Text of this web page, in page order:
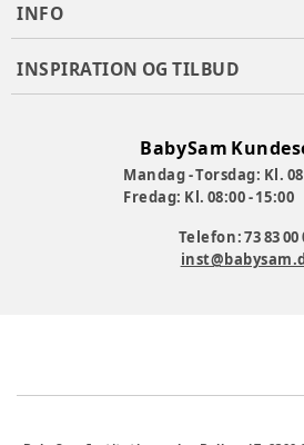
INFO
INSPIRATION OG TILBUD
BabySam
Mandag - Torsdag: Kl.
Fredag: Kl. 08:00 - 15:00
Telefon: 73 83 00